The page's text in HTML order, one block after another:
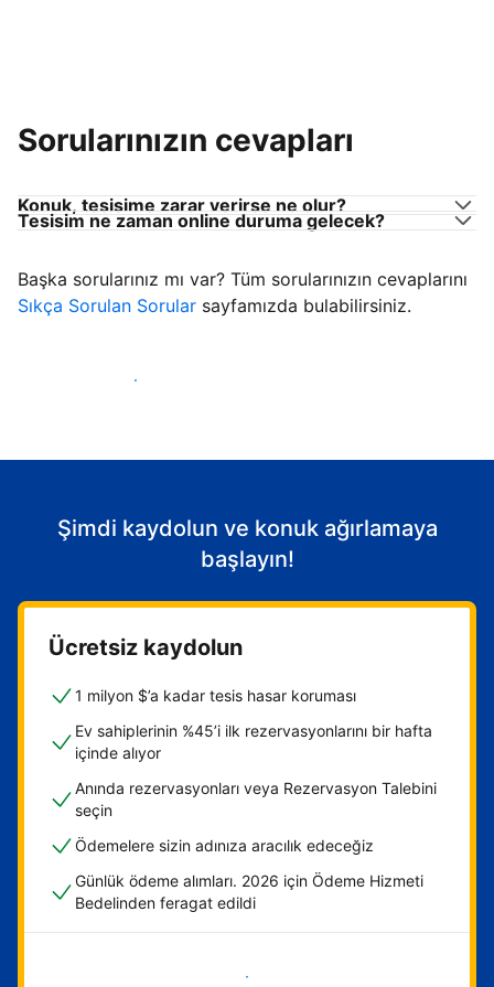
Sorularınızın cevapları
Konuk, tesisime zarar verirse ne olur?
Tesisim ne zaman online duruma gelecek?
Başka sorularınız mı var? Tüm sorularınızın cevaplarını
Sıkça Sorulan Sorular sayfamızda bulabilirsiniz.
Konuk ağırlamaya başla
Şimdi kaydolun ve konuk ağırlamaya
başlayın!
Ücretsiz kaydolun
1 milyon $’a kadar tesis hasar koruması
Ev sahiplerinin %45’i ilk rezervasyonlarını bir hafta
içinde alıyor
Anında rezervasyonları veya Rezervasyon Talebini
seçin
Ödemelere sizin adınıza aracılık edeceğiz
Günlük ödeme alımları. 2026 için Ödeme Hizmeti
Bedelinden feragat edildi
Hemen başla